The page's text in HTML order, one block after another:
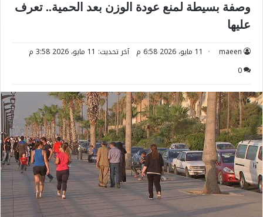
وصفة بسيطة لمنع عودة الوزن بعد الحمية.. تعرف
عليها
maeen 11 مايو، 2026 6:58 م
آخر تحديث: 11 مايو، 2026 3:58 م
0